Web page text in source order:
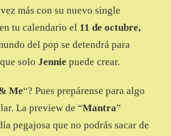
más con su nuevo single
tu calendario el 11 de octubre,
del pop se detendrá para
solo Jennie puede crear.
Me“? Pues prepárense para algo
La preview de “Mantra”
pegajosa que no podrás sacar de